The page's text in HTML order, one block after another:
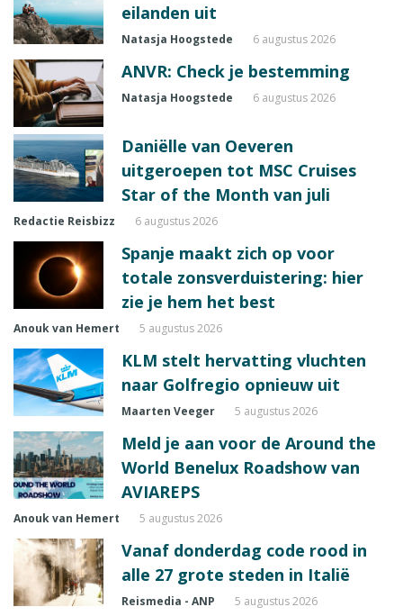
eilanden uit
Natasja Hoogstede 6 augustus 2026
ANVR: Check je bestemming
Natasja Hoogstede 6 augustus 2026
Daniëlle van Oeveren
uitgeroepen tot MSC Cruises
Star of the Month van juli
Redactie Reisbizz 6 augustus 2026
Spanje maakt zich op voor
totale zonsverduistering: hier
zie je hem het best
Anouk van Hemert 5 augustus 2026
KLM stelt hervatting vluchten
naar Golfregio opnieuw uit
Maarten Veeger 5 augustus 2026
Meld je aan voor de Around the
World Benelux Roadshow van
AVIAREPS
Anouk van Hemert 5 augustus 2026
Vanaf donderdag code rood in
alle 27 grote steden in Italië
Reismedia - ANP 5 augustus 2026